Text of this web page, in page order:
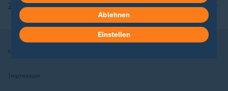
ZDFheute Apps
Nutzungsbedingungen
Impressum
Hier findest du das Impressum.
Weitere Informationen findest du in unserer
Datenschutzerklärung.
Ablehnen
Einstellen